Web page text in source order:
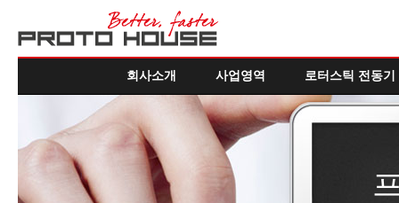
회사소개 사업영역 로터스틱 전동기